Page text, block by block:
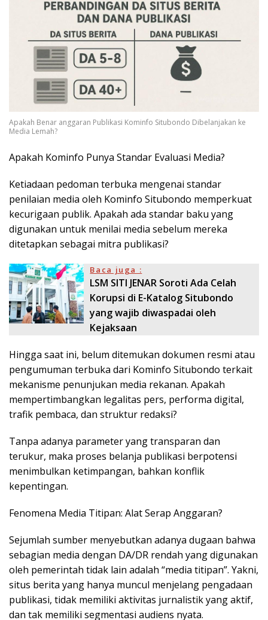
Apakah Benar anggaran Publikasi Kominfo Situbondo Dibelanjakan ke
Media Lemah?
Apakah Kominfo Punya Standar Evaluasi Media?
Ketiadaan pedoman terbuka mengenai standar
penilaian media oleh Kominfo Situbondo memperkuat
kecurigaan publik. Apakah ada standar baku yang
digunakan untuk menilai media sebelum mereka
ditetapkan sebagai mitra publikasi?
Baca juga :
LSM SITI JENAR Soroti Ada Celah
Korupsi di E-Katalog Situbondo
yang wajib diwaspadai oleh
Kejaksaan
Hingga saat ini, belum ditemukan dokumen resmi atau
pengumuman terbuka dari Kominfo Situbondo terkait
mekanisme penunjukan media rekanan. Apakah
mempertimbangkan legalitas pers, performa digital,
trafik pembaca, dan struktur redaksi?
Tanpa adanya parameter yang transparan dan
terukur, maka proses belanja publikasi berpotensi
menimbulkan ketimpangan, bahkan konflik
kepentingan.
Fenomena Media Titipan: Alat Serap Anggaran?
Sejumlah sumber menyebutkan adanya dugaan bahwa
sebagian media dengan DA/DR rendah yang digunakan
oleh pemerintah tidak lain adalah “media titipan”. Yakni,
situs berita yang hanya muncul menjelang pengadaan
publikasi, tidak memiliki aktivitas jurnalistik yang aktif,
dan tak memiliki segmentasi audiens nyata.